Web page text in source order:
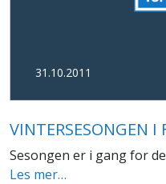
31.10.2011
VINTERSESONGEN I
Sesongen er i gang for
Les mer…